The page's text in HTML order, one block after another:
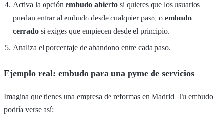
Activa la opciónembudo abierto si quieres que los usuarios
puedan entrar al embudo desde cualquier paso, oembudo
cerrado si exiges que empiecen desde el principio.
Analiza el porcentaje de abandono entre cada paso.
Ejemplo real: embudo para una pyme de servicios
Imagina que tienes una empresa de reformas en Madrid. Tu embudo
podría verse así: